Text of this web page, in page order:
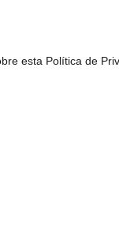
esta Política de